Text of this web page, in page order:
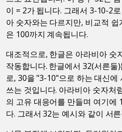
이 = 2가 됩니다. 그래서 3-10-2
아 숫자와는 다르지만, 비교적
은 100까지 계속됩니다.
대조적으로, 한글은 아라비아 숫
작동합니다. 한글에서 32(서른둘)
로, 30을 "3-10"으로 하는 대신에
쓰는 것입니다. 아라비아 숫자처
의 고유 대응어를 만들며 여기에
다. 그래서 32는 예시와 같이 서